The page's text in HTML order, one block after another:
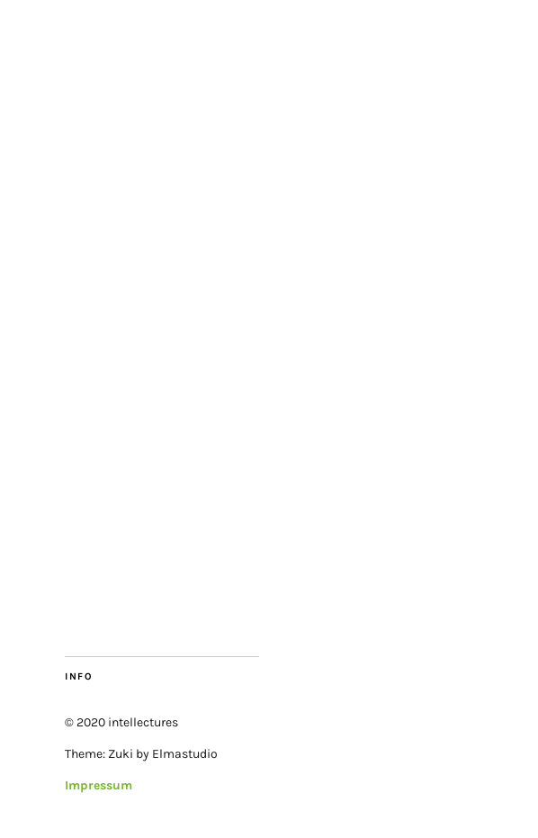
INFO
© 2020 intellectures
Theme: Zuki by Elmastudio
Impressum